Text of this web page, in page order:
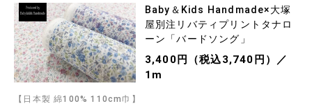
Baby＆Kids Handmade×大塚
屋別注リバティプリントタナロ
ーン「バードソング」
3,400円（税込3,740円）／
1m
【日本製 綿100% 110cm巾】